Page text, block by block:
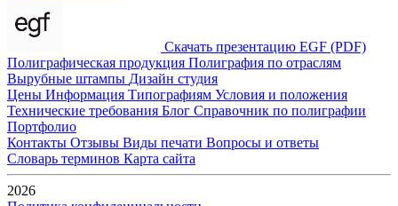
Скачать презентацию EGF (PDF)
Полиграфическая продукция Полиграфия по отраслям
Вырубные штампы Дизайн студия
Цены Информация Типографиям Условия и положения
Технические требования Блог Справочник по полиграфии
Портфолио
Контакты Отзывы Виды печати Вопросы и ответы
Словарь терминов Карта сайта
2026